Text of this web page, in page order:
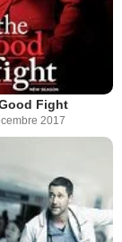
Fight
2017